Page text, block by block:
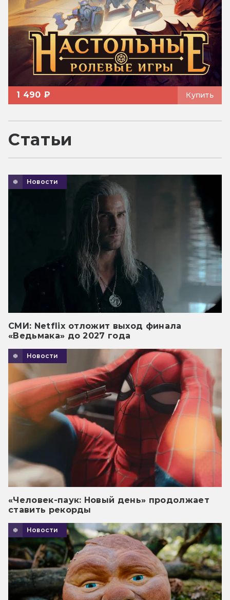
1 490 ₽ Купить
Статьи
Новости
СМИ: Netflix отложит выход финала
«Ведьмака» до 2027 года
Новости
«Человек-паук: Новый день» продолжает
ставить рекорды
Новости